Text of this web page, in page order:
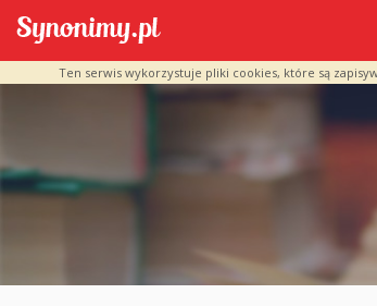
Ten serwis wykorzystuje pliki cookies, które są